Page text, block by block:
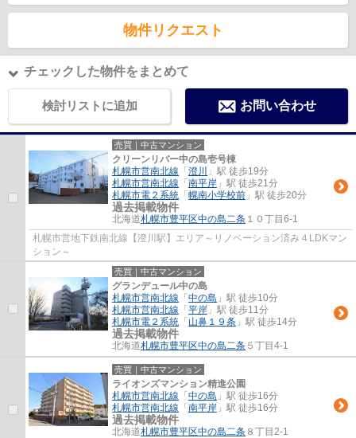
物件リクエスト
チェックした物件をまとめて
検討リストに追加 お問い合わせ
売買｜中古マンション
クリーンリバー中の島壱号棟
札幌市営南北線 「 澄川
」駅 徒歩19分
札幌市営南北線 「 南平岸 」駅 徒歩21分
札幌市電２系統 「 幌南小学校前 」駅 徒歩20分
過去掲載物件
北海道札幌市豊平区中の島二条 １０丁目6-1
札幌市営地下鉄南北線【澄川駅】エリア～リノベーション済み４LDKマン
ション～
売買｜中古マンション
グランデュール中の島
札幌市営南北線 「 中の島 」駅 徒歩10分
札幌市営南北線 「 平岸 」駅 徒歩11分
札幌市電２系統 「 山鼻１９条 」駅 徒歩14分
過去掲載物件
北海道札幌市豊平区中の島二条 ５丁目4-1
売買｜中古マンション
ライオンズマンション精進公園
札幌市営南北線 「 中の島 」駅 徒歩16分
札幌市営南北線 「 南平岸 」駅 徒歩16分
過去掲載物件
北海道札幌市豊平区中の島二条 ８丁目2-1